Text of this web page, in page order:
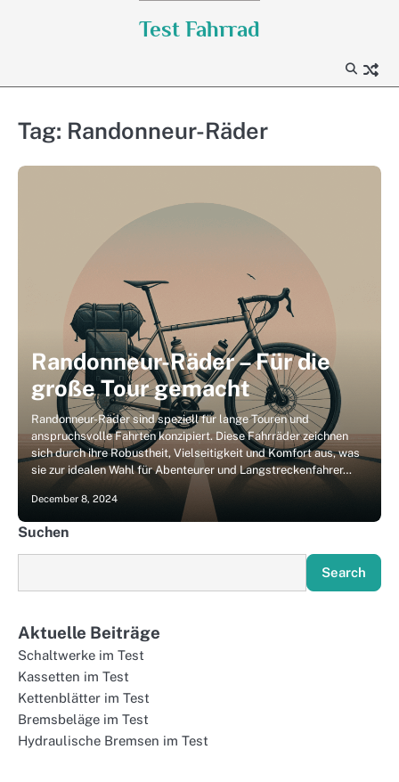
Test Fahrrad
Tag: Randonneur-Räder
Randonneur-Räder – Für die
große Tour gemacht
Randonneur-Räder sind speziell für lange Touren und
anspruchsvolle Fahrten konzipiert. Diese Fahrräder zeichnen
sich durch ihre Robustheit, Vielseitigkeit und Komfort aus, was
sie zur idealen Wahl für Abenteurer und Langstreckenfahrer…
December 8, 2024
Suchen
Search
Aktuelle Beiträge
Schaltwerke im Test
Kassetten im Test
Kettenblätter im Test
Bremsbeläge im Test
Hydraulische Bremsen im Test